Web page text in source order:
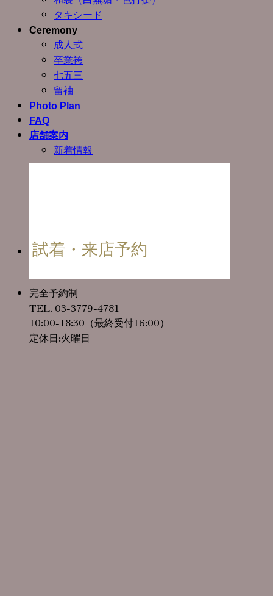
タキシード
Ceremony
成人式
卒業袴
七五三
留袖
Photo Plan
FAQ
店舗案内
新着情報
試着・来店予約
完全予約制
TEL. 03-3779-4781
10:00-18:30（最終受付16:00）
定休日:火曜日